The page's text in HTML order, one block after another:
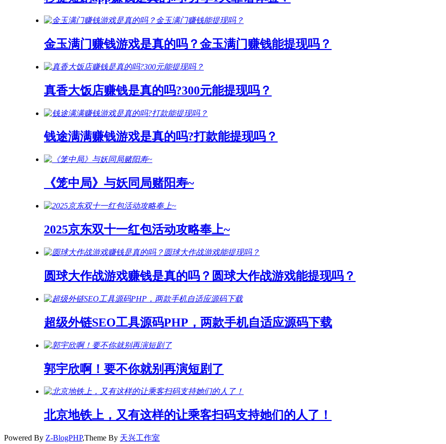
金玉满门赚钱游戏是真的吗？金玉满门赚钱能提现吗？
真香大饭店赚钱是真的吗?300元能提现吗？
钱途满满赚钱游戏是真的吗?打款能提现吗？
《笼中局》与妖同局赌阳寿~
2025京东双十一红包活动攻略奉上~
圆球大作战游戏赚钱是真的吗？圆球大作战游戏能提现吗？
超级外链SEO工具源码PHP，两款手机自适应源码下载
郭宇欣啊！要不你就别再演短剧了
北京地铁上，又有这样的让乘客扫码支持她们的人了！
Powered By Z-BlogPHP,Theme By 天兴工作室